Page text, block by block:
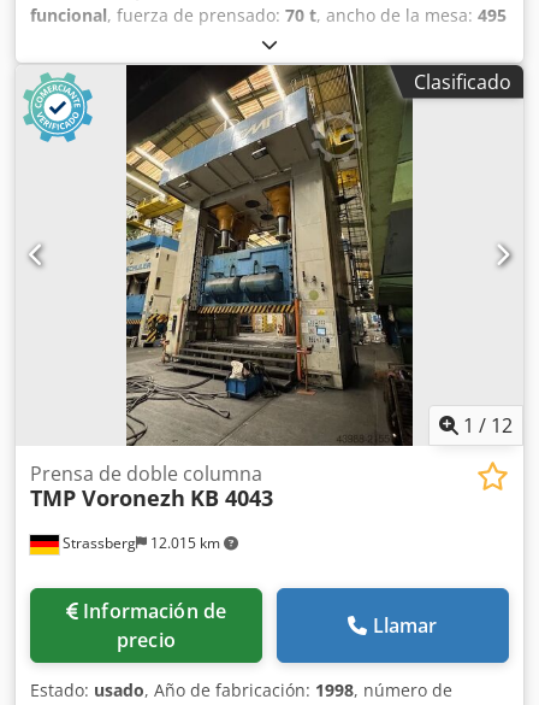
funcional, fuerza de prensado: 70 t, ancho de la mesa: 495
650 mm
Fuerza de prensado: 70 t Carrera, mín.: 10 mm Carrera,
máx.: 90 mm Longitud de la mesa: 650 mm Ancho de la
mesa: 495 mm Ancho del soporte: 400 mm Chodpfxozrmm
Ss Aciea DETALLES DE LA MÁQUINA Sistema de control:
CNC Dimensiones y peso Dimensiones (largo x ancho x
alto): 2.650 x 1.600 x 3.350 mm Peso en vacío: 9.000 kg
Paquetes de transporte: 4 unidades EQUIPAMIENTO
Documentación
Clasificado
1 / 12
Strassberg 12.015 km
Prensa de doble columna
TMP Voronezh KB 4043
Información de
precio
Llamar
Estado: usado, Año de fabricación: 1998, número de